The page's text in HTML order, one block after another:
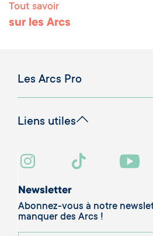
Tout savoir
sur les Arcs
Les Arcs Pro
Liens utiles
Newsletter
Abonnez-vous à notre
manquer des Arcs !